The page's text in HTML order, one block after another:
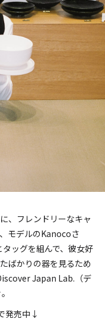
、フレンドリーなキャ
モデルのKanocoさ
ッグを組んで、彼女好
ばかりの器を見るため
Japan Lab.（デ
発売中↓